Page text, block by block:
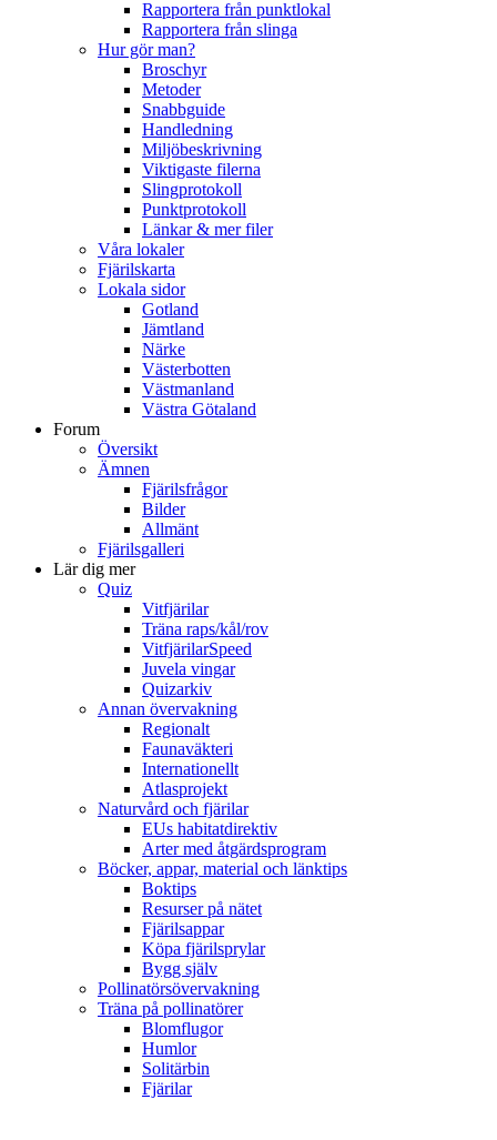
Rapportera från punktlokal
Rapportera från slinga
Hur gör man?
Broschyr
Metoder
Snabbguide
Handledning
Miljöbeskrivning
Viktigaste filerna
Slingprotokoll
Punktprotokoll
Länkar & mer filer
Våra lokaler
Fjärilskarta
Lokala sidor
Gotland
Jämtland
Närke
Västerbotten
Västmanland
Västra Götaland
Forum
Översikt
Ämnen
Fjärilsfrågor
Bilder
Allmänt
Fjärilsgalleri
Lär dig mer
Quiz
Vitfjärilar
Träna raps/kål/rov
VitfjärilarSpeed
Juvela vingar
Quizarkiv
Annan övervakning
Regionalt
Faunaväkteri
Internationellt
Atlasprojekt
Naturvård och fjärilar
EUs habitatdirektiv
Arter med åtgärdsprogram
Böcker, appar, material och länktips
Boktips
Resurser på nätet
Fjärilsappar
Köpa fjärilsprylar
Bygg själv
Pollinatörsövervakning
Träna på pollinatörer
Blomflugor
Humlor
Solitärbin
Fjärilar